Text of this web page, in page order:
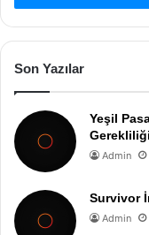
Son Yazılar
Yeşil
Admin
Survivor
Admin